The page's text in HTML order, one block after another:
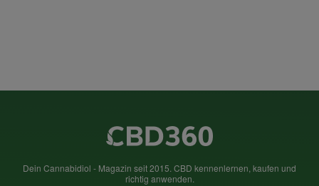
Dein Cannabidiol - Magazin seit 2015. CBD kennenlernen, kaufen und
richtig anwenden.